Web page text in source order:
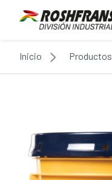
Inicio Productos